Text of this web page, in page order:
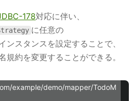
178対応に伴い、
に任意の
ンスタンスを設定することで、
規約を変更することができる。
example/demo/mapper/TodoM